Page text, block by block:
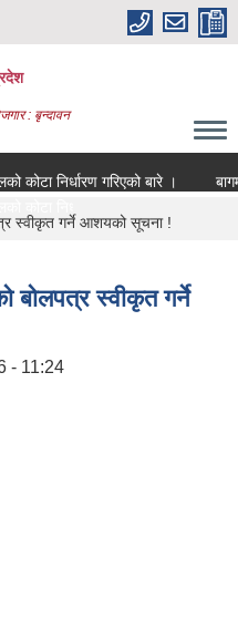
: बृन्दावन
निर्धारण गरिएको बारे ।
स्वीकृत गर्ने आशयको सूचना !
बोलपत्र स्वीकृत गर्ने
- 11:24